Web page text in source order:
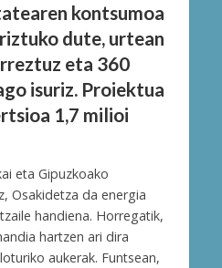
kontsumoa
dute, urtean
eta 360
isuriz. Proiektua
1,7 milioi
eta Gipuzkoako
Osakidetza da energia
handiena. Horregatik,
hartzen ari dira
aukerak. Funtsean,